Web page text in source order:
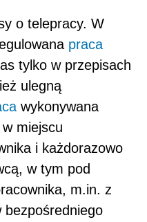
o telepracy. W
praca
tylko w przepisach
ulegną
wykonywana
miejscu
i każdorazowo
w tym pod
m.in. z
bezpośredniego